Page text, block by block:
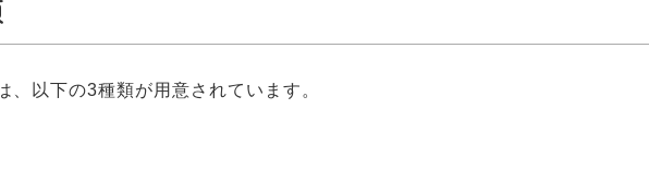
、以下の3種類が用意されています。